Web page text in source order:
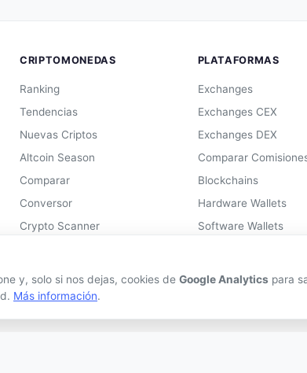
CRIPTOMONEDAS
Ranking
Tendencias
Nuevas Criptos
Altcoin Season
Comparar
Conversor
Crypto Scanner
PLATAFORMAS
Exchanges
Exchanges CEX
Exchanges DEX
Comparar
Blockchains
Hardware Wallets
Software Wallets
y, solo si nos dejas, cookies de Google Analytics para
Más información.